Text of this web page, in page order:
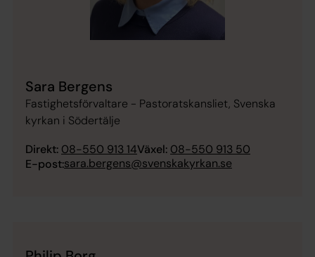
Sara Bergens
Fastighetsförvaltare - Pastoratskansliet, Svenska
kyrkan i Södertälje
Direkt: 08-550 913 14Växel: 08-550 913 50
E-post:sara.bergens@svenskakyrkan.se